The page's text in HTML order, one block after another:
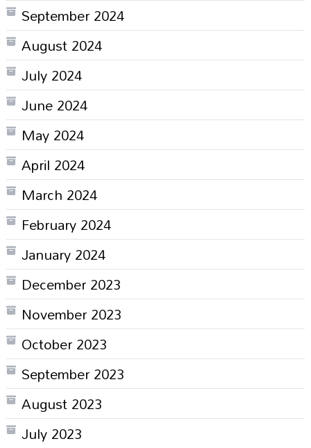
September 2024
August 2024
July 2024
June 2024
May 2024
April 2024
March 2024
February 2024
January 2024
December 2023
November 2023
October 2023
September 2023
August 2023
July 2023